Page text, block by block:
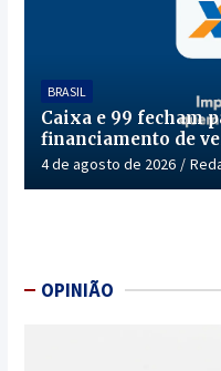
BRASIL
Caixa e 99 fecham
financiamento de
4 de agosto de 2026
OPINIÃO